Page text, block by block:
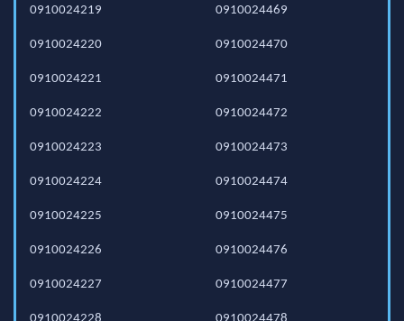
0910024219
0910024220
0910024221
0910024222
0910024223
0910024224
0910024225
0910024226
0910024227
0910024469
0910024470
0910024471
0910024472
0910024473
0910024474
0910024475
0910024476
0910024477